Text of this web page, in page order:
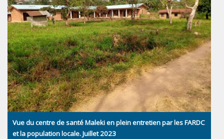
Vue du centre de santé Maleki en plein entretien par les FARDC
et la population locale. Juillet 2023